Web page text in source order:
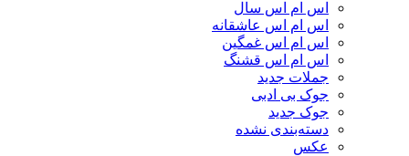
اس ام اس سال
اس ام اس عاشقانه
اس ام اس غمگین
اس ام اس قشنگ
جملات جدید
جوک بی ادبی
جوک جدید
دسته‌بندی نشده
عکس